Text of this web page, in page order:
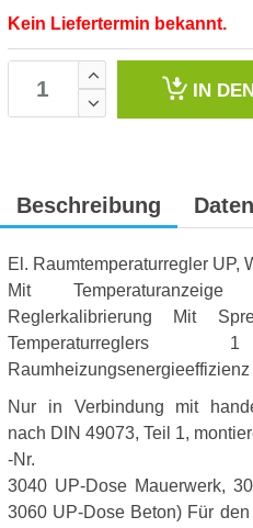
Kein Liefertermin bekannt.
IN
Beschreibung
El. Raumtemperaturregler UP,
Mit Temperaturanzeige
Reglerkalibrierung Mit
Raumheizungsenergieeffizienz
Nur in Verbindung mit
nach DIN 49073, Teil 1,
-Nr.
3040 UP-Dose Mauerwerk,
3060 UP-Dose Beton) Für